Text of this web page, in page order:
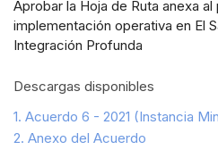
Aprobar la Hoja de Ruta anexa
implementación operativa en El
Integración Profunda
Descargas disponibles
1. Acuerdo 6 - 2021 (Instancia
2. Anexo del Acuerdo